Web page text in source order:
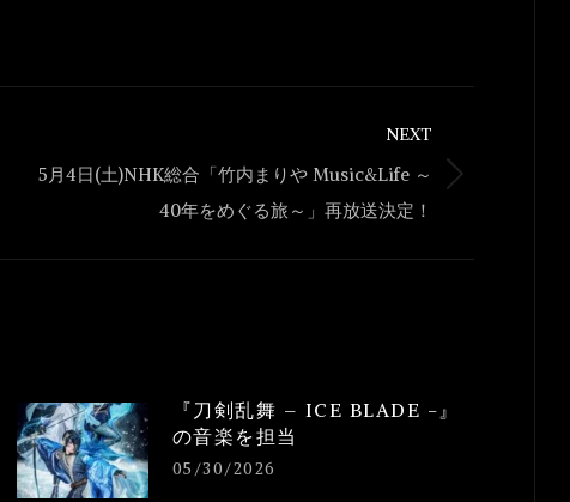
NEXT
Next
5月4日(土)NHK総合「竹内まりや Music&Life ～
40年をめぐる旅～」再放送決定！
『刀剣乱舞 – ICE BLADE -』
の音楽を担当
05/30/2026